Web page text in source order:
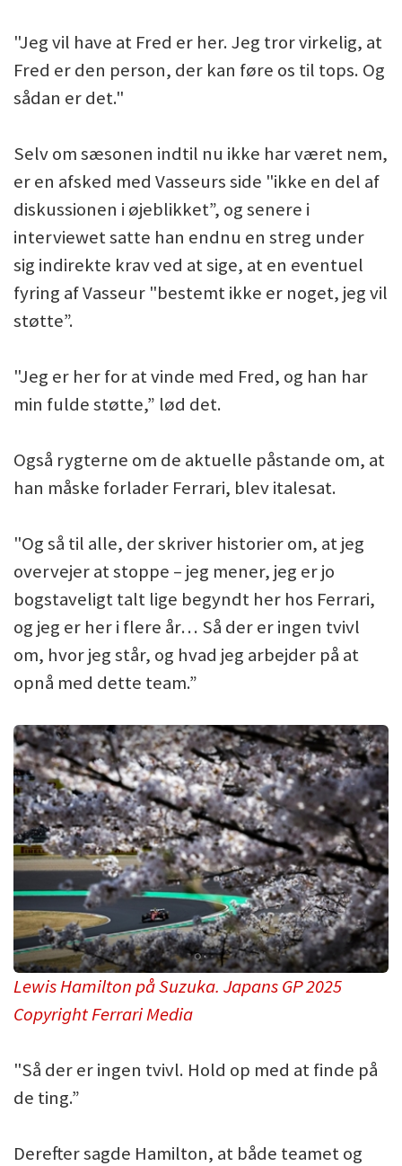
"Jeg vil have at Fred er her. Jeg tror virkelig, at
Fred er den person, der kan føre os til tops. Og
sådan er det."
Selv om sæsonen indtil nu ikke har været nem,
er en afsked med Vasseurs side "ikke en del af
diskussionen i øjeblikket”, og senere i
interviewet satte han endnu en streg under
sig indirekte krav ved at sige, at en eventuel
fyring af Vasseur "bestemt ikke er noget, jeg vil
støtte”.
"Jeg er her for at vinde med Fred, og han har
min fulde støtte,” lød det.
Også rygterne om de aktuelle påstande om, at
han måske forlader Ferrari, blev italesat.
"Og så til alle, der skriver historier om, at jeg
overvejer at stoppe – jeg mener, jeg er jo
bogstaveligt talt lige begyndt her hos Ferrari,
og jeg er her i flere år… Så der er ingen tvivl
om, hvor jeg står, og hvad jeg arbejder på at
opnå med dette team.”
Lewis Hamilton på Suzuka. Japans GP 2025
Copyright Ferrari Media
"Så der er ingen tvivl. Hold op med at finde på
de ting.”
Derefter sagde Hamilton, at både teamet og